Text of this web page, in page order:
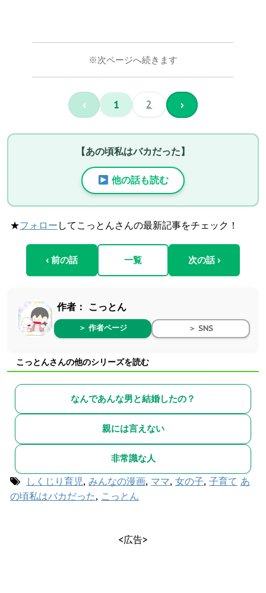
※次ページへ続きます
‹ 1 2 ›
【あの頃私はバカだった】
他の話も読む
★フォロー してこっとんさんの最新記事をチェック！
‹ 前の話 一覧 次の話 ›
作者： こっとん
＞ 作者ページ ＞ SNS
こっとんさんの他のシリーズを読む
なんであんな男と結婚したの？
親には言えない
非常識な人
しくじり育児, みんなの漫画, ママ, 女の子, 子育て あ
の頃私はバカだった, こっとん
<広告>